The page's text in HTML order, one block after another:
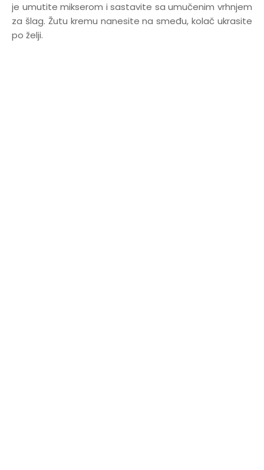
je umutite mikserom i sastavite sa umučenim vrhnjem
za šlag. Žutu kremu nanesite na smeđu, kolač ukrasite
po želji.